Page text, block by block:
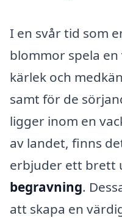
I en svår tid som
blommor spela
kärlek och
samt för de
ligger inom en
av landet, finns
erbjuder ett brett
begravning.
att skapa en